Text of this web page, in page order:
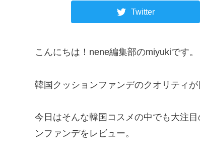
Twitter
こんにちは！nene編集部のmiyukiです。
韓国クッションファンデのクオリティ
今日はそんな韓国コスメの中でも大注目
ンファンデをレビュー。